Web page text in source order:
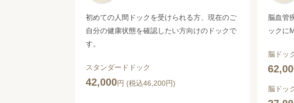
初めての人間ドックを受けられる方、現在のご
自分の健康状態を確認したい方向けのドックで
す。
スタンダードドック
42,000円 (税込46,200円)
脳血管
ックに
脳ドッ
脳ドッ